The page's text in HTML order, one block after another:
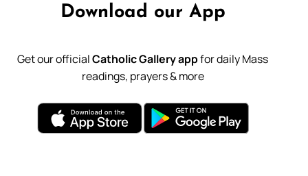
Download our App
Get our officialCatholic Gallery appfor daily Mass
readings, prayers & more